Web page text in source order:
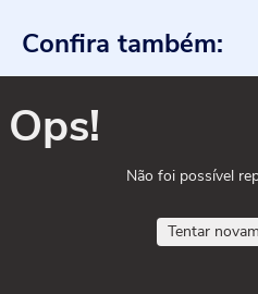
Confira também:
Ops!
Não foi possível
Tentar